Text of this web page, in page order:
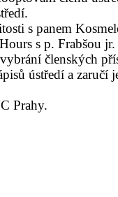
s panem
s p. Frabšou jr.
členských
ústředí a zaručí
Prahy.